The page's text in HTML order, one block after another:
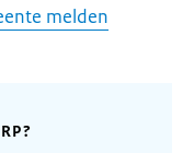
melden